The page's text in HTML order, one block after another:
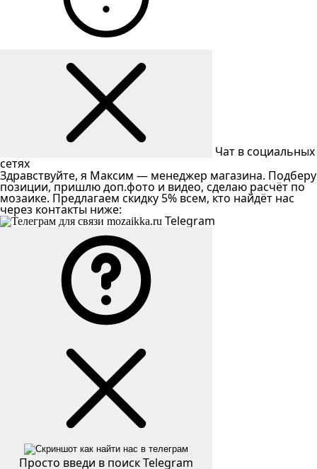
Чат в социальных
сетях
Здравствуйте, я Максим — менеджер магазина. Подберу
позиции, пришлю доп.фото и видео, сделаю расчёт по
мозаике. Предлагаем скидку 5% всем, кто найдёт нас
через контакты ниже:
Telegram
Просто введи в поиск Telegram